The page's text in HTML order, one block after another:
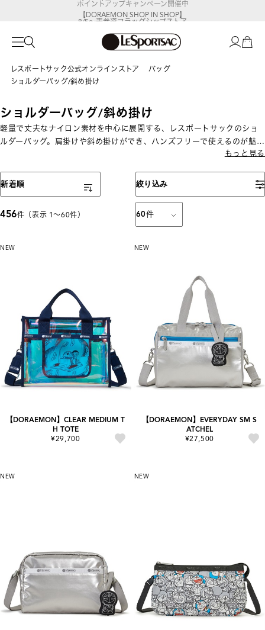
【DORAEMON SHOP IN SHOP】
8/5～表参道フラッグシップストア
レスポートサック公式オンラインストア
バッグ
ショルダーバッグ/斜め掛け
ショルダーバッグ/斜め掛け
軽量で丈夫なナイロン素材を中心に展開する、レスポートサックのショ
ルダーバッグ。肩掛けや斜め掛けができ、ハンズフリーで使えるのが魅
力です。ミニサイズからA4対応まで揃い、通勤・旅行・お出かけなど幅
もっと見る
絞り込み
456件（表示 1〜60件） 60件
表示順
新着順
NEW
【DORAEMON】CLEAR MEDIUM T
H TOTE
¥29,700
NEW
【DORAEMON】EVERYDAY SM S
ATCHEL
¥27,500
NEW NEW